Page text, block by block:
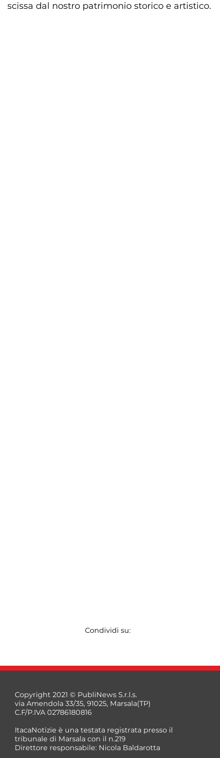
scissa dal nostro patrimonio storico e artistico.
Condividi su:
Copyright 2021 © PubliNews S.r.l.s.
via Amendola 33/35, 91025, Marsala(TP)
C.F/P.IVA 02786180816
ItacaNotizie è una testata registrata presso il
tribunale di Marsala con il n.219
Direttore responsabile: Nicola Baldarotta